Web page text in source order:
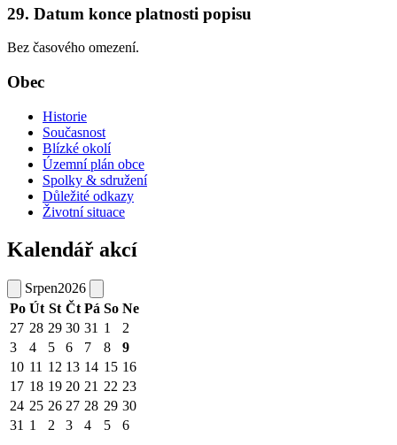
29. Datum konce platnosti popisu
Bez časového omezení.
Obec
Historie
Současnost
Blízké okolí
Územní plán obce
Spolky & sdružení
Důležité odkazy
Životní situace
Kalendář akcí
Srpen2026
Po Út St Čt Pá So Ne
27 28 29 30 31 1
2
3
4 5 6 7 8
9
10 11 12 13 14 15 16
17 18 19 20 21 22 23
24 25 26 27 28 29 30
31 1 2 3 4 5 6